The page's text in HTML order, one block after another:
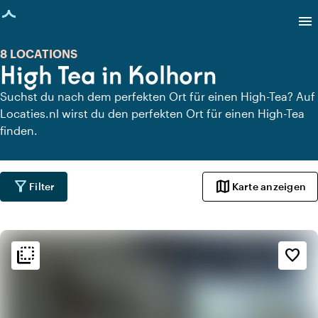
geladen
menu
High Tea in Kolhorn
8 LOCATIONS
Suchst du nach dem perfekten Ort für einen High-Tea? Auf
Locaties.nl wirst du den perfekten Ort für einen High-Tea
finden.
filter_alt Filter map Karte anzeigen
flip_to_back favorite_border
flip_to_back Ambiente und Ästhetik
info
Mediterran
Romantisch